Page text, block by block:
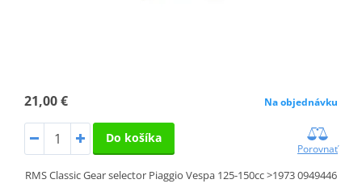
21,00 € Na objednávku
Do košíka
Porovnať
RMS Classic Gear selector Piaggio Vespa 125-150cc >1973 0949446